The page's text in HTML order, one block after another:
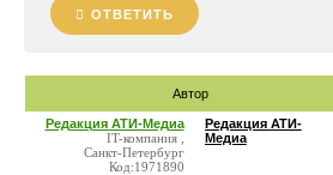
ОТВЕТИТЬ
Автор
Редакция АТИ-Медиа
IT-компания ,
Санкт-Петербург
Код:1971890
Редакция АТИ-
Медиа